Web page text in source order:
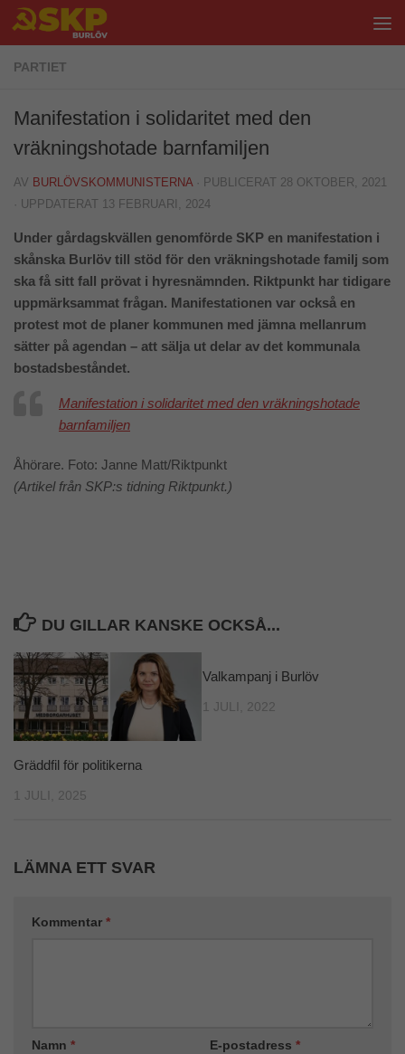
Hoppa till innehåll
PARTIET
Manifestation i solidaritet med den
vräkningshotade barnfamiljen
AV BURLÖVSKOMMUNISTERNA · PUBLICERAT 28 OKTOBER, 2021
· UPPDATERAT 13 FEBRUARI, 2024
Under gårdagskvällen genomförde SKP en manifestation i
skånska Burlöv till stöd för den vräkningshotade familj som
ska få sitt fall prövat i hyresnämnden. Riktpunkt har tidigare
uppmärksammat frågan. Manifestationen var också en
protest mot de planer kommunen med jämna mellanrum
sätter på agendan – att sälja ut delar av det kommunala
bostadsbeståndet.
Manifestation i solidaritet med den vräkningshotade
barnfamiljen
Åhörare. Foto: Janne Matt/Riktpunkt
(Artikel från SKP:s tidning Riktpunkt.)
DU GILLAR KANSKE OCKSÅ...
Gräddfil för politikerna
1 JULI, 2025
Valkampanj i Burlöv
1 JULI, 2022
LÄMNA ETT SVAR
Kommentar *
Namn * E-postadress *